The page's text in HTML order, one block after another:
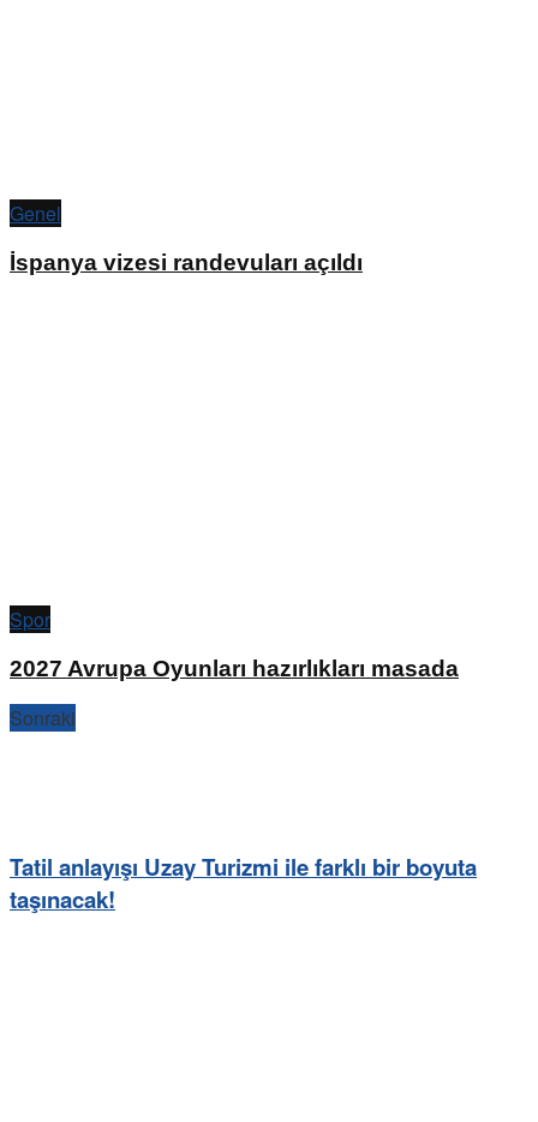
Genel
İspanya vizesi randevuları açıldı
Spor
2027 Avrupa Oyunları hazırlıkları masada
Sonraki
Tatil anlayışı Uzay Turizmi ile farklı bir boyuta
taşınacak!